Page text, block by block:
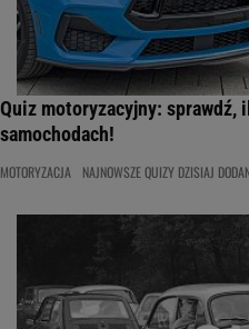
Quiz motoryzacyjny: sprawdź,
samochodach!
MOTORYZACJA NAJNOWSZE QUIZY DZISIAJ